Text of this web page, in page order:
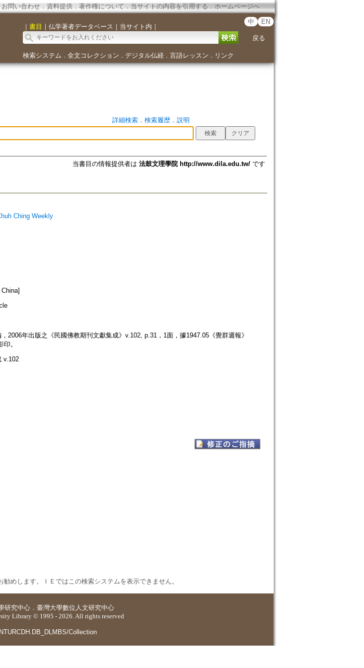
お問い合わせ． 資料提供． 著作権について．当サイトの内容を引用する ． ホームページへ
｜ 書目 ｜ 仏学著者データベース ｜ 当サイト内 ｜
中 EN
戻る
検索システム ． 全文コレクション ． デジタル仏経． 言語レッスン ． リンク
詳細検索． 検索履歴． 説明
当書目の情報提供者は 法鼓文理學院 http://www.dila.edu.tw/です
Ching Weekly
2006年出版之《民國佛教期刊文獻集成》v.102, p.31，1面，據1947.05《覺群週報》
。
v.102
めします。ＩＥではこの検索システムを表示できません。
研究中心 ． 臺灣大學數位人文研究中心
Library © 1995 - 2026. All rights reserved
Collection